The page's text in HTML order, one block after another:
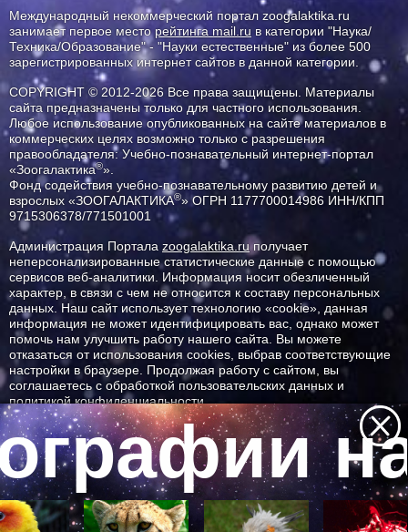
Международный некоммерческий портал zoogalaktika.ru
занимает первое месторейтинга mail.ru в категории "Наука/
Техника/Образование" - "Науки естественные" из более 500
зарегистрированных интернет сайтов в данной категории.
COPYRIGHT © 2012-2026 Все права защищены. Материалы
сайта предназначены только для частного использования.
Любое использование опубликованных на сайте материалов в
коммерческих целях возможно только с разрешения
правообладателя: Учебно-познавательный интернет-портал
«Зоогалактика®».
Фонд содействия учебно-познавательному развитию детей и
взрослых «ЗООГАЛАКТИКА®» ОГРН 1177700014986 ИНН/КПП
9715306378/771501001
Администрация Портала zoogalaktika.ruполучает
неперсонализированные статистические данные с помощью
сервисов веб-аналитики. Информация носит обезличенный
характер, в связи с чем не относится к составу персональных
данных. Наш сайт использует технологию «cookie», данная
информация не может идентифицировать вас, однако может
помочь нам улучшить работу нашего сайта. Вы можете
отказаться от использования cookies, выбрав соответствующие
настройки в браузере. Продолжая работу с сайтом, вы
соглашаетесь с обработкой пользовательских данных и
политикой конфиденциальности.
ID ресурса: 10381
Все самое интересное